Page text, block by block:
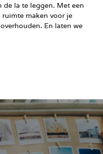
la te leggen. Met een
maken voor je
En laten we